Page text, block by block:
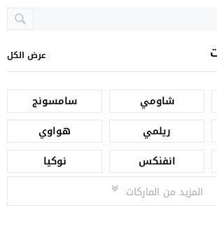
عرض الكل
شاومي
سامسونج
ريلمي
هواوي
انفنكس
نوكيا
المزيد من الماركات